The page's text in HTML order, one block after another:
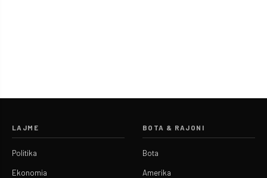
LAJME
Politika
Ekonomia
BOTA & RAJONI
Bota
Amerika